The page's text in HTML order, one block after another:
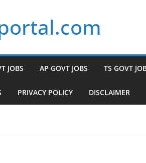
JOBS AP GOVT JOBS TS GOVT
PRIVACY POLICY DISCLAIMER